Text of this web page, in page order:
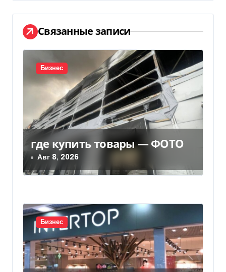
а
ц
и
я
о
з
а
п
и
с
я
м
Связанные записи
Бизнес
где купить товары — ФОТО
Авг 8, 2026
Бизнес